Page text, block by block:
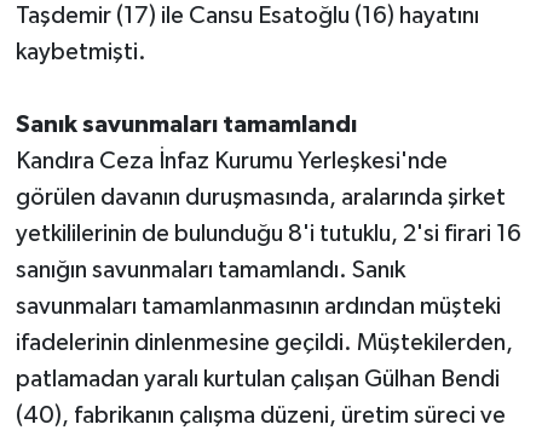
Taşdemir (17) ile Cansu Esatoğlu (16) hayatını
kaybetmişti.
Sanık savunmaları tamamlandı
Kandıra Ceza İnfaz Kurumu Yerleşkesi'nde
görülen davanın duruşmasında, aralarında şirket
yetkililerinin de bulunduğu 8'i tutuklu, 2'si firari 16
sanığın savunmaları tamamlandı. Sanık
savunmaları tamamlanmasının ardından müşteki
ifadelerinin dinlenmesine geçildi. Müştekilerden,
patlamadan yaralı kurtulan çalışan Gülhan Bendi
(40), fabrikanın çalışma düzeni, üretim süreci ve